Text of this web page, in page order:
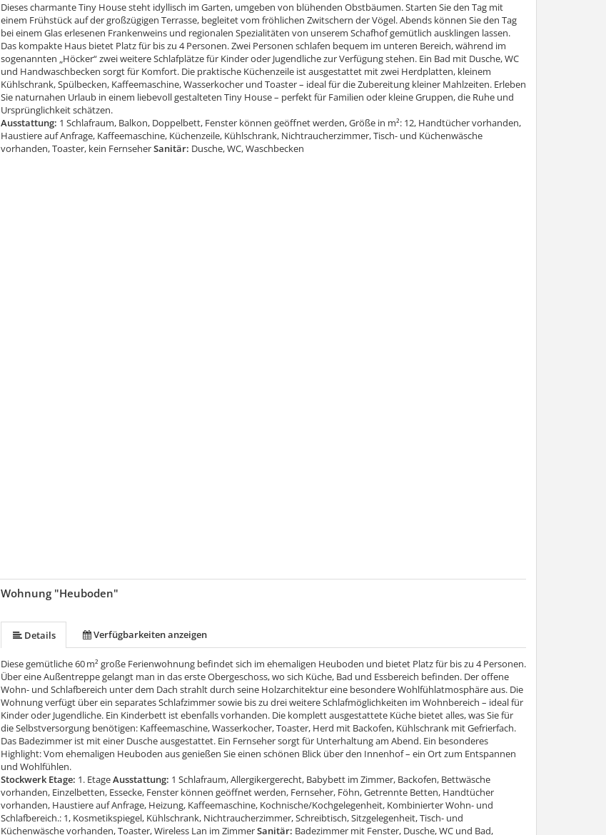
Dieses charmante Tiny House steht idyllisch im Garten, umgeben von blühenden Obstbäumen. Starten Sie den Tag mit
einem Frühstück auf der großzügigen Terrasse, begleitet vom fröhlichen Zwitschern der Vögel. Abends können Sie den Tag
bei einem Glas erlesenen Frankenweins und regionalen Spezialitäten von unserem Schafhof gemütlich ausklingen lassen.
Das kompakte Haus bietet Platz für bis zu 4 Personen. Zwei Personen schlafen bequem im unteren Bereich, während im
sogenannten „Höcker“ zwei weitere Schlafplätze für Kinder oder Jugendliche zur Verfügung stehen. Ein Bad mit Dusche, WC
und Handwaschbecken sorgt für Komfort. Die praktische Küchenzeile ist ausgestattet mit zwei Herdplatten, kleinem
Kühlschrank, Spülbecken, Kaffeemaschine, Wasserkocher und Toaster – ideal für die Zubereitung kleiner Mahlzeiten. Erleben
Sie naturnahen Urlaub in einem liebevoll gestalteten Tiny House – perfekt für Familien oder kleine Gruppen, die Ruhe und
Ursprünglichkeit schätzen.
Ausstattung: 1 Schlafraum, Balkon, Doppelbett, Fenster können geöffnet werden, Größe in m²: 12, Handtücher vorhanden,
Haustiere auf Anfrage, Kaffeemaschine, Küchenzeile, Kühlschrank, Nichtraucherzimmer, Tisch- und Küchenwäsche
vorhanden, Toaster, kein FernseherSanitär: Dusche, WC, Waschbecken
Wohnung "Heuboden"
Details Verfügbarkeiten anzeigen
Diese gemütliche 60 m² große Ferienwohnung befindet sich im ehemaligen Heuboden und bietet Platz für bis zu 4 Personen.
Über eine Außentreppe gelangt man in das erste Obergeschoss, wo sich Küche, Bad und Essbereich befinden. Der offene
Wohn- und Schlafbereich unter dem Dach strahlt durch seine Holzarchitektur eine besondere Wohlfühlatmosphäre aus. Die
Wohnung verfügt über ein separates Schlafzimmer sowie bis zu drei weitere Schlafmöglichkeiten im Wohnbereich – ideal für
Kinder oder Jugendliche. Ein Kinderbett ist ebenfalls vorhanden. Die komplett ausgestattete Küche bietet alles, was Sie für
die Selbstversorgung benötigen: Kaffeemaschine, Wasserkocher, Toaster, Herd mit Backofen, Kühlschrank mit Gefrierfach.
Das Badezimmer ist mit einer Dusche ausgestattet. Ein Fernseher sorgt für Unterhaltung am Abend. Ein besonderes
Highlight: Vom ehemaligen Heuboden aus genießen Sie einen schönen Blick über den Innenhof – ein Ort zum Entspannen
und Wohlfühlen.
Stockwerk Etage: 1. EtageAusstattung: 1 Schlafraum, Allergikergerecht, Babybett im Zimmer, Backofen, Bettwäsche
vorhanden, Einzelbetten, Essecke, Fenster können geöffnet werden, Fernseher, Föhn, Getrennte Betten, Handtücher
vorhanden, Haustiere auf Anfrage, Heizung, Kaffeemaschine, Kochnische/Kochgelegenheit, Kombinierter Wohn- und
Schlafbereich.: 1, Kosmetikspiegel, Kühlschrank, Nichtraucherzimmer, Schreibtisch, Sitzgelegenheit, Tisch- und
Küchenwäsche vorhanden, Toaster, Wireless Lan im ZimmerSanitär: Badezimmer mit Fenster, Dusche, WC und Bad,